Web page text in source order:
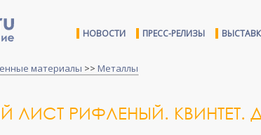
НОВОСТИ ПРЕСС-РЕЛИЗЫ
материалы >> Металлы
РИФЛЕНЫЙ. КВИНТЕТ.